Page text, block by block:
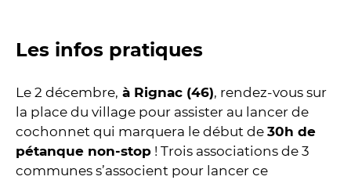
Les infos pratiques
Le 2 décembre, à Rignac (46), rendez-vous sur
la place du village pour assister au lancer de
cochonnet qui marquera le début de 30h de
pétanque non-stop ! Trois associations de 3
communes s’associent pour lancer ce